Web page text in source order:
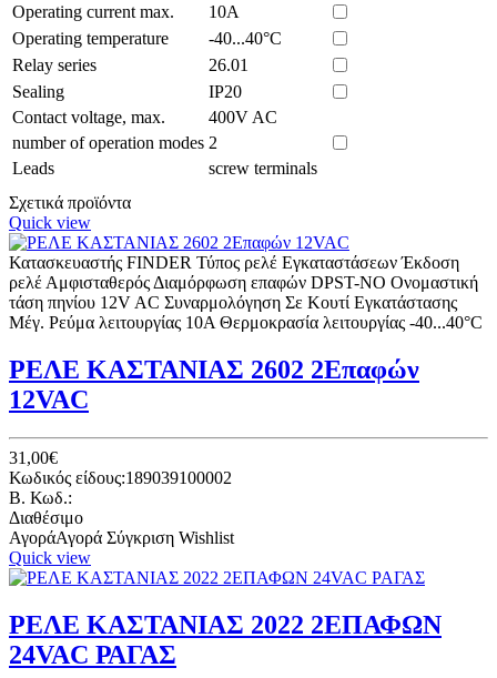
Operating current max.
10A
Operating temperature
-40...40°C
Relay series
26.01
Sealing
IP20
Contact voltage, max.
400V AC
number of operation modes 2
Leads
screw terminals
Σχετικά προϊόντα
Quick view
Κατασκευαστής FINDER Τύπος ρελέ Εγκαταστάσεων Έκδοση
ρελέ Αμφισταθερός Διαμόρφωση επαφών DPST-NO Ονομαστική
τάση πηνίου 12V AC Συναρμολόγηση Σε Κουτί Εγκατάστασης
Μέγ. Ρεύμα λειτουργίας 10A Θερμοκρασία λειτουργίας -40...40°C
ΡΕΛΕ ΚΑΣΤΑΝΙΑΣ 2602 2Επαφών
12VAC
31,00€
Κωδικός είδους:189039100002
B. Κωδ.:
Διαθέσιμο
ΑγοράΑγορά Σύγκριση Wishlist
Quick view
ΡΕΛΕ ΚΑΣΤΑΝΙΑΣ 2022 2ΕΠΑΦΩΝ
24VAC ΡΑΓΑΣ